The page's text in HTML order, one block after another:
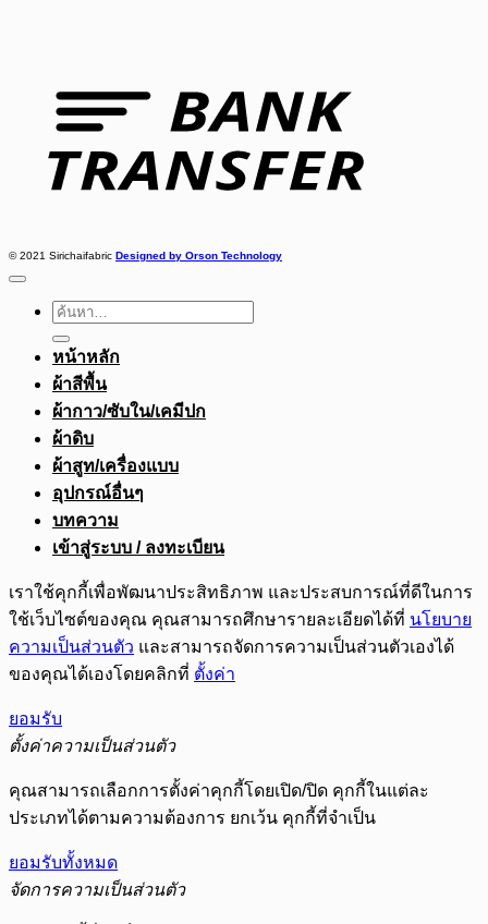
© 2021 Sirichaifabric Designed by Orson Technology
ค้นหา:
หน้าหลัก
ผ้าสีพื้น
ผ้ากาว/ซับใน/เคมีปก
ผ้าดิบ
ผ้าสูท/เครื่องแบบ
อุปกรณ์อื่นๆ
บทความ
เข้าสู่ระบบ / ลงทะเบียน
เราใช้คุกกี้เพื่อพัฒนาประสิทธิภาพ และประสบการณ์ที่ดีในการ
ใช้เว็บไซต์ของคุณ คุณสามารถศึกษารายละเอียดได้ที่ นโยบาย
ความเป็นส่วนตัว และสามารถจัดการความเป็นส่วนตัวเองได้
ของคุณได้เองโดยคลิกที่ ตั้งค่า
ยอมรับ
ตั้งค่าความเป็นส่วนตัว
คุณสามารถเลือกการตั้งค่าคุกกี้โดยเปิด/ปิด คุกกี้ในแต่ละ
ประเภทได้ตามความต้องการ ยกเว้น คุกกี้ที่จำเป็น
ยอมรับทั้งหมด
จัดการความเป็นส่วนตัว